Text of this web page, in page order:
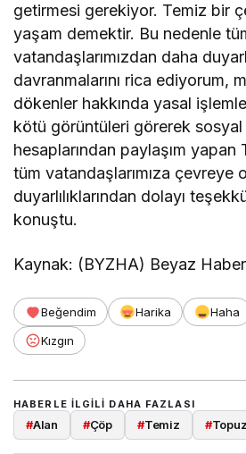
getirmesi gerekiyor. Temiz bir
yaşam demektir. Bu nedenle
vatandaşlarımızdan daha
davranmalarını rica ediyorum,
dökenler hakkında yasal
kötü görüntüleri görerek sosyal
hesaplarından paylaşım
tüm vatandaşlarımıza çevreye
duyarlılıklarından dolayı
konuştu.
Kaynak: (BYZHA) Beyaz Haber
Beğendim Harika Haha
Kızgın
HABERLE ILGILI DAHA FAZLASI
#Alan #Çöp #Temiz #Topuz